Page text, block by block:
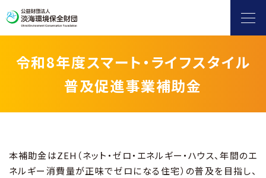
ヨシ群落保全
滋賀県地球温暖化防止活動推進センター
令和8年度スマート・ライフスタイル
普及促進事業補助金
本補助金はZEH（ネット・ゼロ・エネルギー・ハウス、年間のエ
ネルギー消費量が正味でゼロになる住宅）の普及を目指し、